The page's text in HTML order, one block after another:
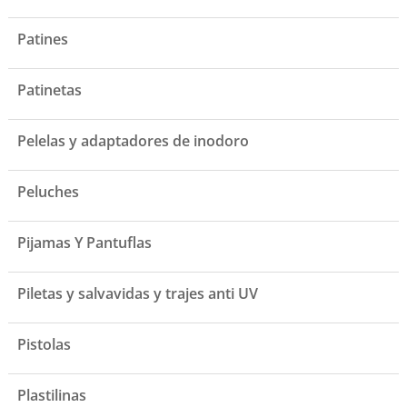
Patines
Patinetas
Pelelas y adaptadores de inodoro
Peluches
Pijamas Y Pantuflas
Piletas y salvavidas y trajes anti UV
Pistolas
Plastilinas